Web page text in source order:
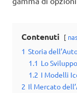
Contenuti
1 Storia
1.1 Lo
1.2 I Modelli
2 Il Mercato